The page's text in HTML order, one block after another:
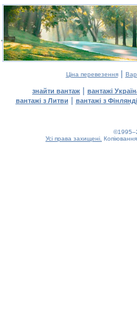
Ціна перевезення|
знайти вантаж | вантажі
вантажі з Литви | вантажі з
Усі права захищені.